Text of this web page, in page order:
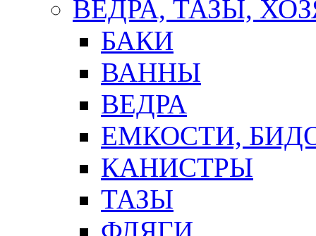
ВЕДРА, ТАЗЫ,
БАКИ
ВАННЫ
ВЕДРА
ЕМКОСТИ,
КАНИСТРЫ
ТАЗЫ